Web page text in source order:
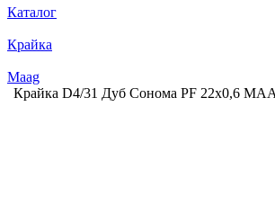
Каталог
Крайка
Maag
Крайка D4/31 Дуб Сонома PF 22х0,6